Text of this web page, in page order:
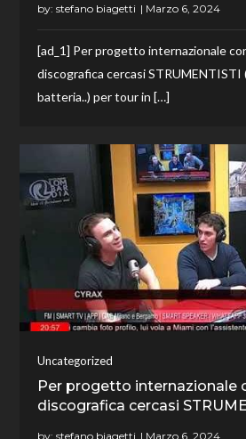
by:stefano biagetti
[ad_1] Per progetto internazionale
discografica cercasi STRUMENTISTI
batteria..) per tour in […]
Uncategorized
Per progetto internazionale
discografica cercasi
by:stefano biagetti